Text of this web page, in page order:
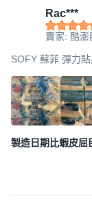
Rac***
賣家: 酷澎
SOFY 蘇菲 彈力
製造日期比蝦皮屈